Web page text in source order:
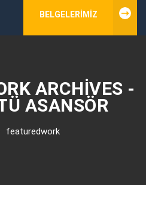
BELGELERIMIZ
ARCHIVES -
ASANSÖR
featuredwork